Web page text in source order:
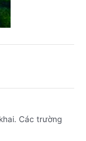
Các trường